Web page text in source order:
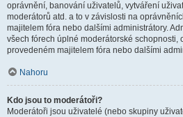
oprávnění, banování uživatelů, vytváření
moderátorů atd. a to v závislosti na
majitelem fóra nebo dalšími administrátory.
všech fórech úplné moderátorské schopnosti,
provedeném majitelem fóra nebo dalšími
Nahoru
Kdo jsou to moderátoři?
Moderátoři jsou uživatelé (nebo skupiny